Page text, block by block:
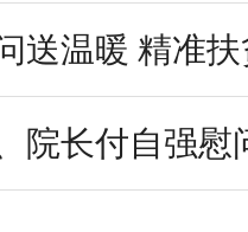
送温暖 精准
院长付自强慰